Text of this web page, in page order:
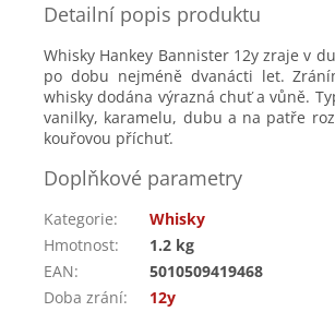
Detailní popis produktu
Whisky Hankey Bannister 12y zraje v
po dobu nejméně dvanácti let.
whisky dodána výrazná chuť a vůně.
vanilky, karamelu, dubu a na patře
kouřovou příchuť.
Doplňkové parametry
Kategorie:
Whisky
Hmotnost:
1.2 kg
EAN:
5010509419468
Doba zrání:
12y